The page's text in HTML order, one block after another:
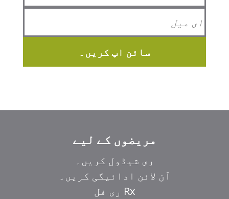
سائن اپ کریں۔
مریضوں کے لیے
ری شیڈول کریں۔
آن لائن ادائیگی کریں۔
Rx ری فل